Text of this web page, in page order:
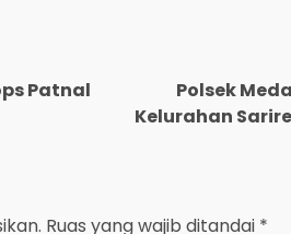
Patnal
Polsek
Kelurahan
Ruas yang wajib ditandai *